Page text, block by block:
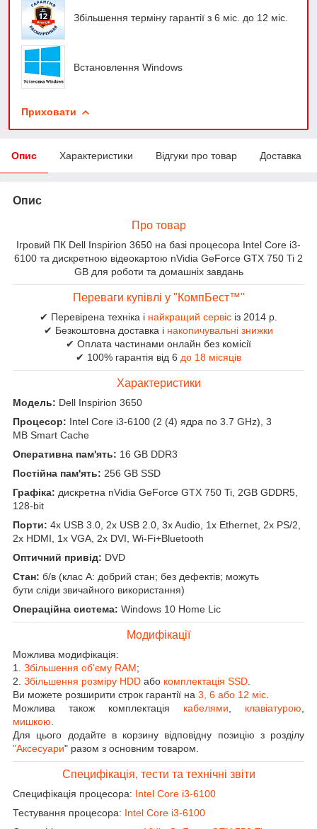
Збільшення терміну гарантії з 6 міс. до 12 міс.
Встановлення Windows
Приховати
Опис Характеристики Відгуки про товар Доставка
Опис
Про товар
Ігровий ПК Dell Inspirion 3650 на базі процесора Intel Core i3-
6100 та дискретною відеокартою nVidia GeForce GTX 750 Ti 2
GB для роботи та домашніх завдань
Переваги купівлі у "КомпБест™"
✔ Перевірена техніка і найкращий сервіс із 2014 р.
✔ Безкоштовна доставка і накопичувальні знижки
✔ Оплата частинами онлайн без комісії
✔ 100% гарантія від 6 до 18 місяців
Характеристики
Модель: Dell Inspirion 3650
Процесор: Intel Core i3-6100 (2 (4) ядра по 3.7 GHz), 3
MB Smart Cache
Оперативна пам'ять: 16 GB DDR3
Постійна пам'ять: 256 GB SSD
Графіка: дискретна nVidia GeForce GTX 750 Ti, 2GB GDDR5,
128-bit
Порти: 4x USB 3.0, 2x USB 2.0, 3x Audio, 1x Ethernet, 2x PS/2,
2x HDMI, 1x VGA, 2x DVI, Wi-Fi+Bluetooth
Оптичний привід: DVD
Стан: б/в (клас А: добрий стан; без дефектів; можуть
бути сліди звичайного використання)
Операційна система: Windows 10 Home Lic
Модифікації
Можлива модифікація:
1. Збільшення об'єму RAM;
2. Збільшення розміру HDD або комплектація SSD
Ви можете розширити строк гарантії на 3, 6 або 12 міс
Можлива також комплектація кабелями клавіатурою
мишкою
Для цього додайте в корзину відповідну позицію з розділу
"Аксесуари" разом з основним товаром.
Специфікація, тести та технічні звіти
Специфікація процесора: Intel Core i3-6100
Тестування процесора: Intel Core i3-6100